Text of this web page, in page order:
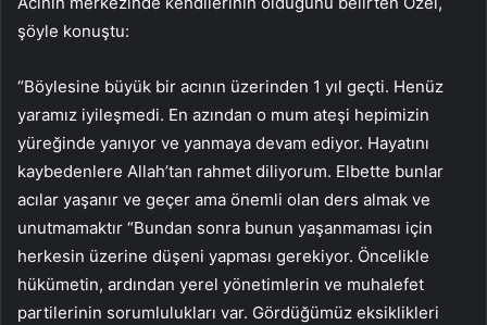
şöyle konuştu:
“Böylesine büyük bir acının üzerinden 1 yıl geçti. Henüz
yaramız iyileşmedi. En azından o mum ateşi hepimizin
yüreğinde yanıyor ve yanmaya devam ediyor. Hayatını
kaybedenlere Allah’tan rahmet diliyorum. Elbette bunlar
acılar yaşanır ve geçer ama önemli olan ders almak ve
unutmamaktır “Bundan sonra bunun yaşanmaması için
herkesin üzerine düşeni yapması gerekiyor. Öncelikle
hükümetin, ardından yerel yönetimlerin ve muhalefet
partilerinin sorumlulukları var. Gördüğümüz eksiklikleri